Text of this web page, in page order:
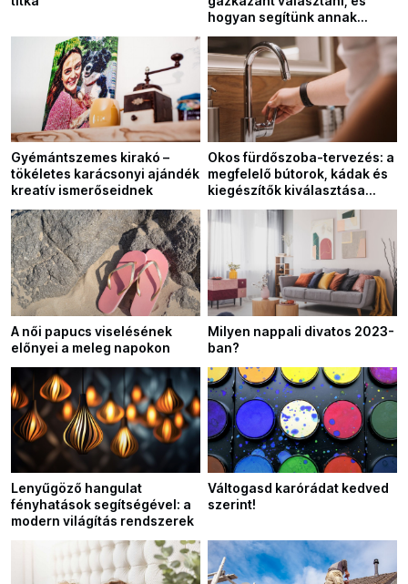
hogyan segítünk annak
javításában?
Gyémántszemes kirakó –
tökéletes karácsonyi ajándék
kreatív ismerőseidnek
Okos fürdőszoba-tervezés: a
megfelelő bútorok, kádak és
kiegészítők kiválasztása
bármilyen enteriőr stílushoz
A női papucs viselésének
előnyei a meleg napokon
Milyen nappali divatos 2023-
ban?
Lenyűgöző hangulat
fényhatások segítségével: a
modern világítás rendszerek
Váltogasd karórádat kedved
szerint!